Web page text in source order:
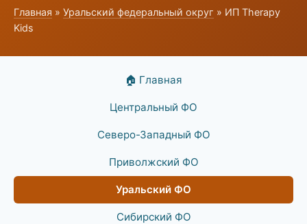
Главная » Уральский федеральный округ » ИП Therapy
Kids
🏠 Главная
Центральный ФО
Северо-Западный ФО
Приволжский ФО
Уральский ФО
Сибирский ФО